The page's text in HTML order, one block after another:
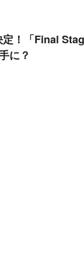
定！「Final Stag
に？